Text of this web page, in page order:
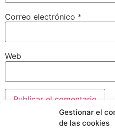
Gestionar el
de las cookies
Correo electrónico *
Web